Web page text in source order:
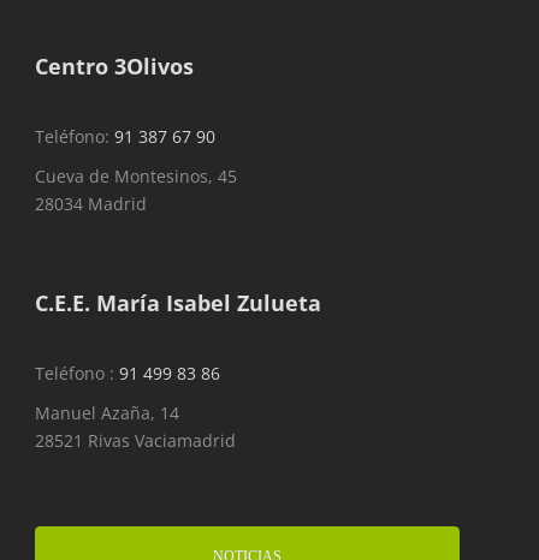
Centro 3Olivos
Teléfono: 91 387 67 90
Cueva de Montesinos, 45
28034 Madrid
C.E.E. María Isabel Zulueta
Teléfono : 91 499 83 86
Manuel Azaña, 14
28521 Rivas Vaciamadrid